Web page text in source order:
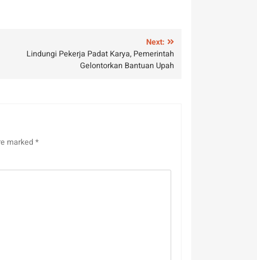
Next:
Lindungi Pekerja Padat Karya, Pemerintah
Gelontorkan Bantuan Upah
marked *